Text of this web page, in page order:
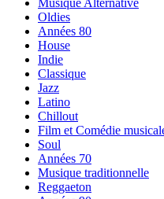
Musique Alternative
Oldies
Années 80
House
Indie
Classique
Jazz
Latino
Chillout
Film et Comédie
Soul
Années 70
Musique traditionnelle
Reggaeton